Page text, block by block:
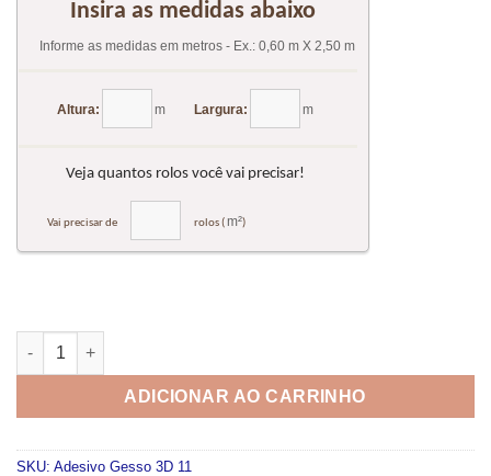
Adesivo de Parede Gesso 3D 011 quantidade
ADICIONAR AO CARRINHO
SKU: Adesivo Gesso 3D 11